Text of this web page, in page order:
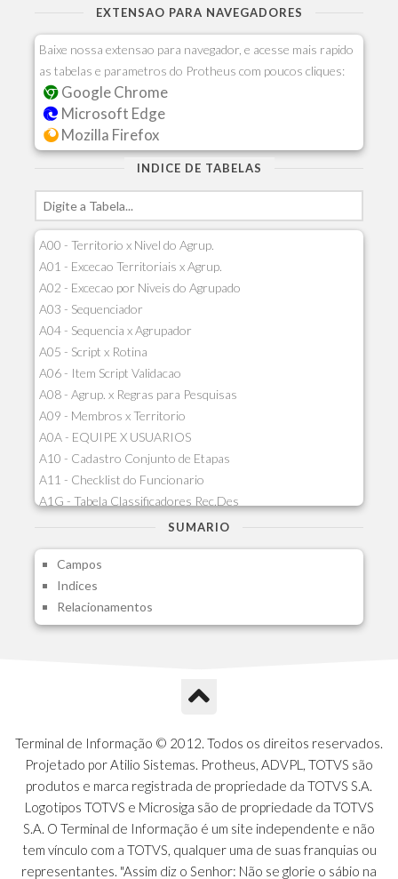
EXTENSAO PARA NAVEGADORES
Baixe nossa extensao para navegador, e acesse mais rapido
as tabelas e parametros do Protheus com poucos cliques:
Google Chrome
Microsoft Edge
Mozilla Firefox
INDICE DE TABELAS
A00 - Territorio x Nivel do Agrup.
A01 - Excecao Territoriais x Agrup.
A02 - Excecao por Niveis do Agrupado
A03 - Sequenciador
A04 - Sequencia x Agrupador
A05 - Script x Rotina
A06 - Item Script Validacao
A08 - Agrup. x Regras para Pesquisas
A09 - Membros x Territorio
A0A - EQUIPE X USUARIOS
A10 - Cadastro Conjunto de Etapas
A11 - Checklist do Funcionario
A1G - Tabela Classificadores Rec.Des
A1H - Itens Tabela Classif.Rec.Desp.
A1J - Itens Aglutinadores Visao
A1N - Tipos de Card
A1O - Cards Dashboard
A1P - Tipos de Charts
A1S - Notificacoes do Vendedor
A1U - Intermediadores
A1V - Schemas - Gestao de Vendas
A1W - Campos do Schema
A1X - CFDI Complemento Carta Porte
A1Y - Carta Porte - Localizacoes
A1Z - Carta Porte - Operadores
A20 - Nota Explicativa - PCO
SUMARIO
Campos
Indices
Relacionamentos
Terminal de Informação © 2012. Todos os direitos reservados.
Projetado por Atilio Sistemas. Protheus, ADVPL, TOTVS são
produtos e marca registrada de propriedade da TOTVS S.A.
Logotipos TOTVS e Microsiga são de propriedade da TOTVS
S.A. O Terminal de Informação é um site independente e não
tem vínculo com a TOTVS, qualquer uma de suas franquias ou
representantes. "Assim diz o Senhor: Não se glorie o sábio na